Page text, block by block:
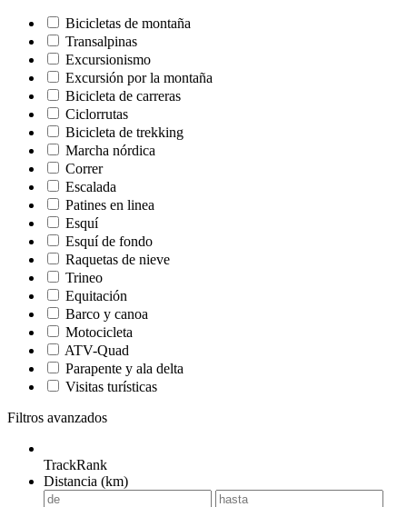
Bicicletas de montaña
Transalpinas
Excursionismo
Excursión por la montaña
Bicicleta de carreras
Ciclorrutas
Bicicleta de trekking
Marcha nórdica
Correr
Escalada
Patines en linea
Esquí
Esquí de fondo
Raquetas de nieve
Trineo
Equitación
Barco y canoa
Motocicleta
ATV-Quad
Parapente y ala delta
Visitas turísticas
Filtros avanzados
TrackRank
Distancia (km)